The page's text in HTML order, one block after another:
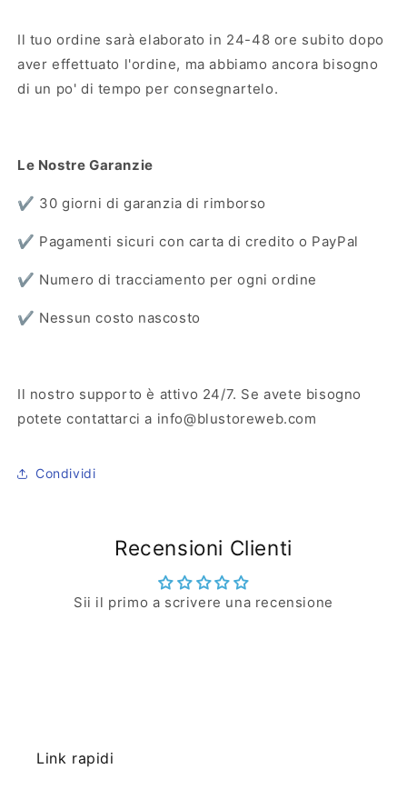
Il tuo ordine sarà elaborato in 24-48 ore subito dopo
aver effettuato l'ordine, ma abbiamo ancora bisogno
di un po' di tempo per consegnartelo.
Le Nostre Garanzie
✔️ 30 giorni di garanzia di rimborso
✔️ Pagamenti sicuri con carta di credito o PayPal
✔️ Numero di tracciamento per ogni ordine
✔️ Nessun costo nascosto
Il nostro supporto è attivo 24/7. Se avete bisogno
potete contattarci a info@blustoreweb.com
Condividi
Recensioni Clienti
Sii il primo a scrivere una recensione
Link rapidi